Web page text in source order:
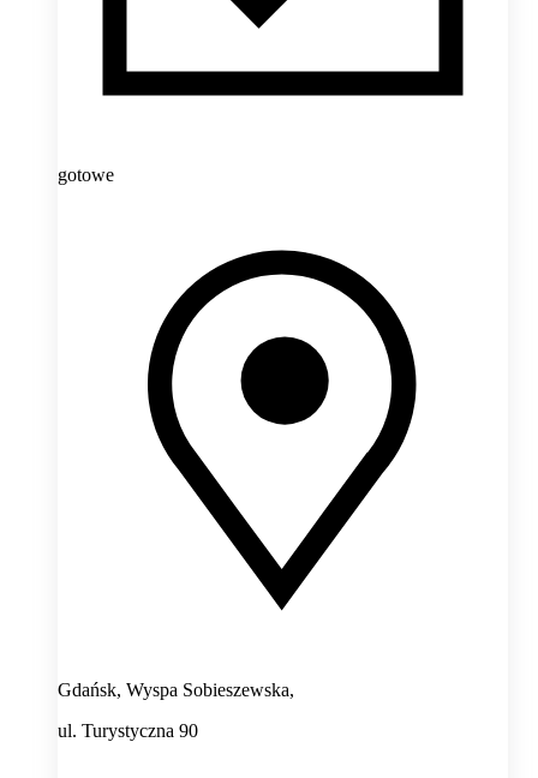
gotowe
Gdańsk, Wyspa Sobieszewska,
ul. Turystyczna 90